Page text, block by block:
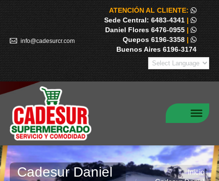
info@cadesurcr.com
ATENCIÓN AL CLIENTE:
Sede Central: 6483-4341 |
Daniel Flores 6476-0955 |
Quepos 6196-3358 |
Buenos Aires 6196-3174
Cadesur Daniel
Estás aquí:
Inicio